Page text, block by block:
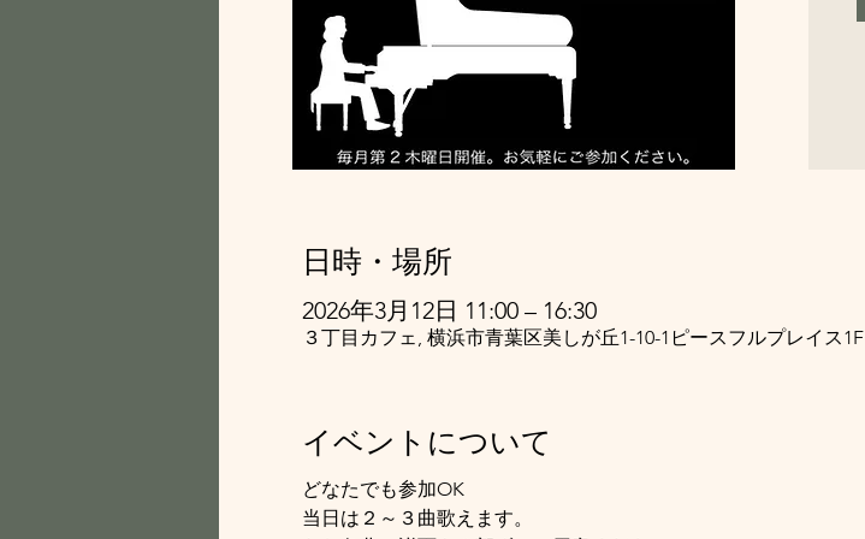
日時・場所
2026年3月12日 11:00 – 16:30
３丁目カフェ, 横浜市青葉区美しが丘1-10-1ピースフルプレイス1F
イベントについて
どなたでも参加OK
当日は２～３曲歌えます。